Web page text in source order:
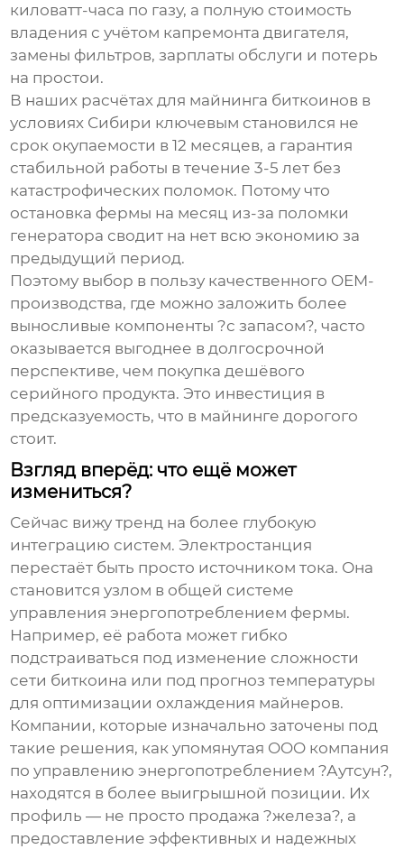
киловатт-часа по газу, а полную стоимость
владения с учётом капремонта двигателя,
замены фильтров, зарплаты обслуги и потерь
на простои.
В наших расчётах для майнинга биткоинов в
условиях Сибири ключевым становился не
срок окупаемости в 12 месяцев, а гарантия
стабильной работы в течение 3-5 лет без
катастрофических поломок. Потому что
остановка фермы на месяц из-за поломки
генератора сводит на нет всю экономию за
предыдущий период.
Поэтому выбор в пользу качественного OEM-
производства, где можно заложить более
выносливые компоненты ?с запасом?, часто
оказывается выгоднее в долгосрочной
перспективе, чем покупка дешёвого
серийного продукта. Это инвестиция в
предсказуемость, что в майнинге дорогого
стоит.
Взгляд вперёд: что ещё может
измениться?
Сейчас вижу тренд на более глубокую
интеграцию систем. Электростанция
перестаёт быть просто источником тока. Она
становится узлом в общей системе
управления энергопотреблением фермы.
Например, её работа может гибко
подстраиваться под изменение сложности
сети биткоина или под прогноз температуры
для оптимизации охлаждения майнеров.
Компании, которые изначально заточены под
такие решения, как упомянутая OOO компания
по управлению энергопотреблением ?Аутсун?,
находятся в более выигрышной позиции. Их
профиль — не просто продажа ?железа?, а
предоставление эффективных и надежных